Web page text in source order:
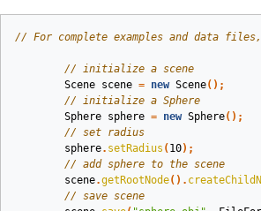
// For complete examples and data
// initialize a scene
Scene scene = new Scene();
// initialize a Sphere
Sphere sphere = new Sphere();
// set radius
sphere. setRadius (10);
// add sphere to the scene
scene.getRootNode().
// save scene